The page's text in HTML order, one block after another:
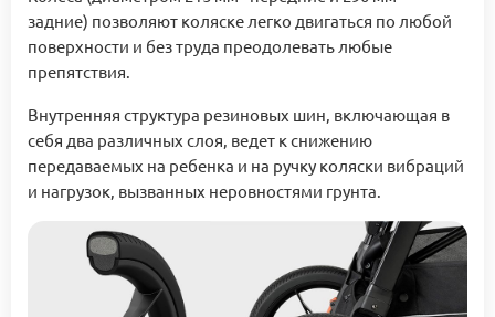
задние) позволяют коляске легко двигаться по любой
поверхности и без труда преодолевать любые
препятствия.
Внутренняя структура резиновых шин, включающая в
себя два различных слоя, ведет к снижению
передаваемых на ребенка и на ручку коляски вибраций
и нагрузок, вызванных неровностями грунта.